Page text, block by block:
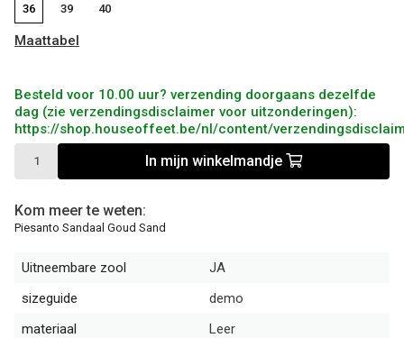
36 39 40
Maattabel
Besteld voor 10.00 uur? verzending doorgaans dezelfde
dag (zie verzendingsdisclaimer voor uitzonderingen):
https://shop.houseoffeet.be/nl/content/
In mijn winkelmandje
Kom meer te weten:
Piesanto Sandaal Goud Sand
Uitneembare zool
JA
sizeguide
demo
materiaal
Leer